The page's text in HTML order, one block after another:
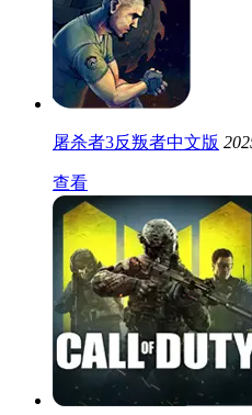
屠杀者3反叛者中文版
查看